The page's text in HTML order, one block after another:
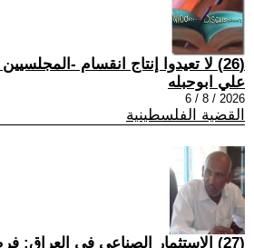
(26) لا تعيدوا إنتاج انقسام -المجلسيين والمعارضين-
علي ابوحبله
2026 / 8 / 6
القضية الفلسطينية
(27) الاستثمار الصناعي في العراق: